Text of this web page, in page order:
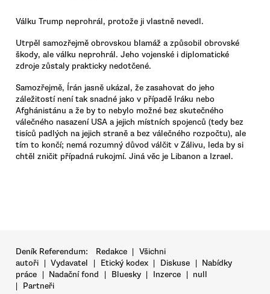
Válku Trump neprohrál, protože ji vlastně nevedl.
Utrpěl samozřejmě obrovskou blamáž a způsobil obrovské
škody, ale válku neprohrál. Jeho vojenské i diplomatické
zdroje zůstaly prakticky nedotčené.
Samozřejmě, Írán jasně ukázal, že zasahovat do jeho
záležitostí není tak snadné jako v případě Iráku nebo
Afghánistánu a že by to nebylo možné bez skutečného
válečného nasazení USA a jejich místních spojenců (tedy bez
tisíců padlých na jejich straně a bez válečného rozpočtu), ale
tím to končí; nemá rozumný důvod válčit v Zálivu, leda by si
chtěl zničit případná rukojmí. Jiná věc je Libanon a Izrael.
Deník Referendum: Redakce | Všichni
autoři | Vydavatel | Etický kodex | Diskuse | Nabídky
práce | Nadační fond | Bluesky | Inzerce | null
|
Partneři